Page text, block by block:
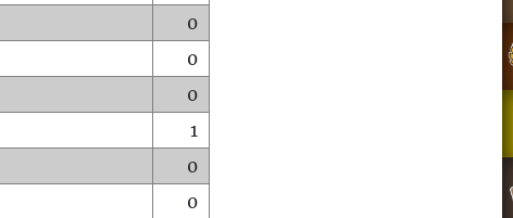
0
0
0
1
0
0